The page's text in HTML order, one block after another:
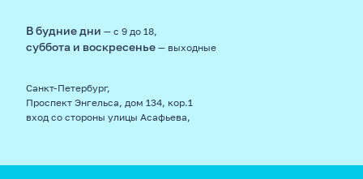
В будние дни — с 9 до 18,
суббота и воскресенье — выходные
Санкт-Петербург,
Проспект Энгельса, дом 134, кор.1
вход со стороны улицы Асафьева,